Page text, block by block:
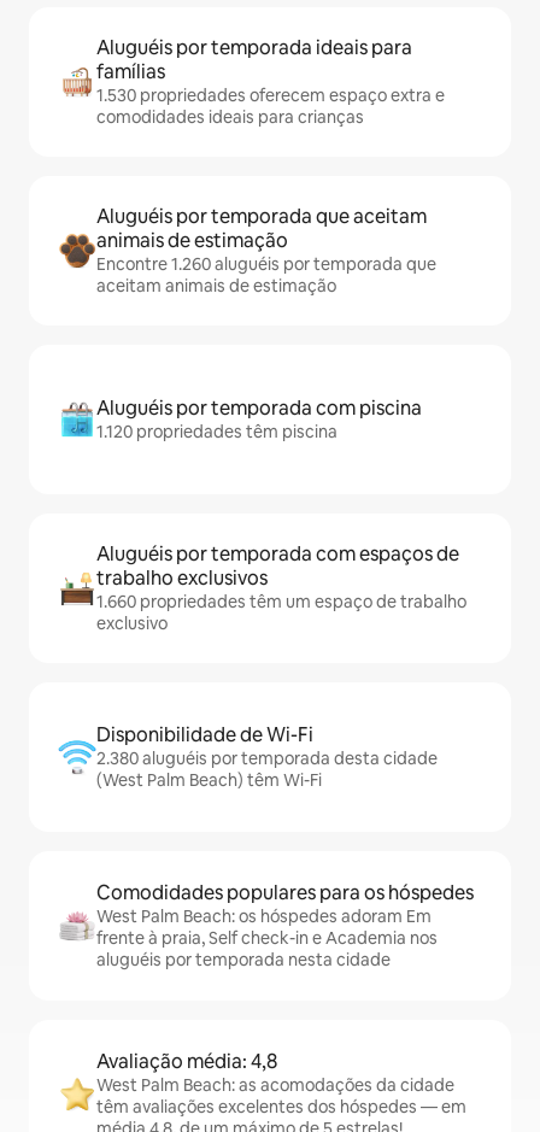
Aluguéis por temporada ideais para
famílias
1.530 propriedades oferecem espaço extra e
comodidades ideais para crianças
Aluguéis por temporada que aceitam
animais de estimação
Encontre 1.260 aluguéis por temporada que
aceitam animais de estimação
Aluguéis por temporada com piscina
1.120 propriedades têm piscina
Aluguéis por temporada com espaços de
trabalho exclusivos
1.660 propriedades têm um espaço de trabalho
exclusivo
Disponibilidade de Wi-Fi
2.380 aluguéis por temporada desta cidade
(West Palm Beach) têm Wi-Fi
Comodidades populares para os hóspedes
West Palm Beach: os hóspedes adoram Em
frente à praia, Self check-in e Academia nos
aluguéis por temporada nesta cidade
Avaliação média: 4,8
West Palm Beach: as acomodações da cidade
têm avaliações excelentes dos hóspedes — em